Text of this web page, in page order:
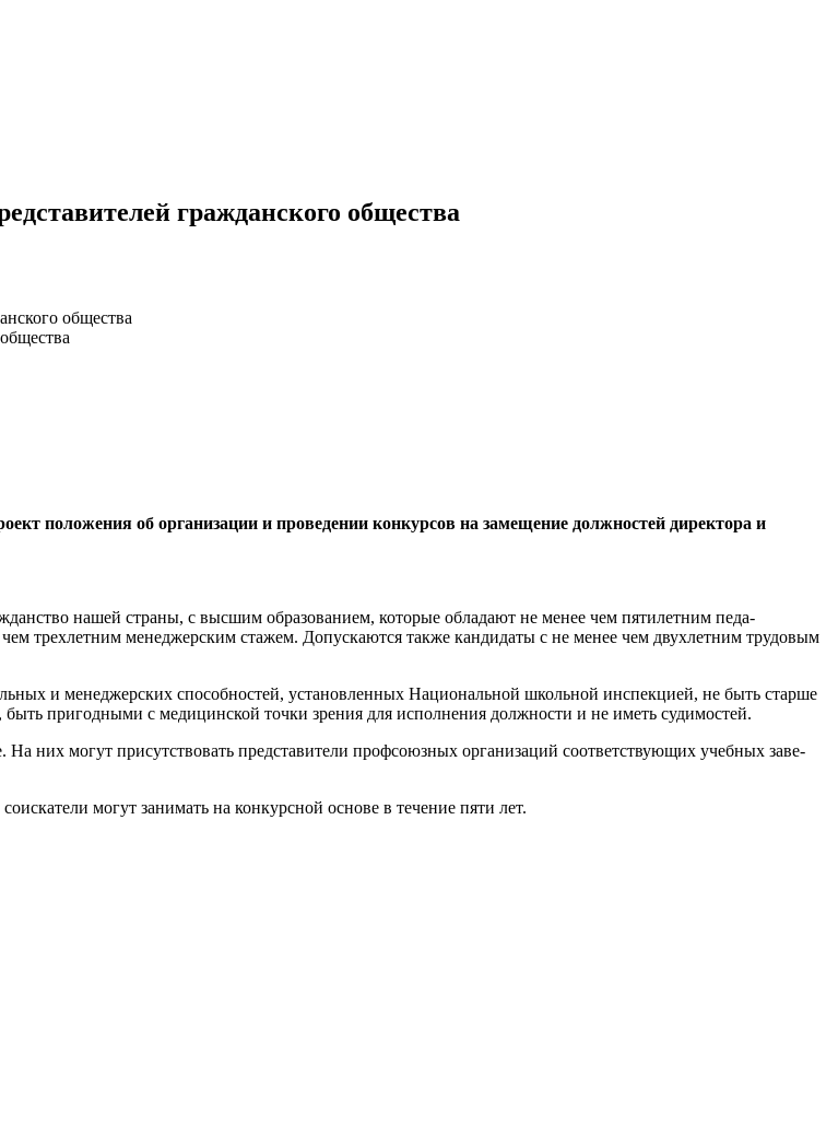
гражданского общества
общества
положения об организации и проведе­нии конкурсов на замеще­ние должностей директора и
нашей страны, с высшим об­разованием, которые обладают не менее чем пятилетним педа­
трехлет­ним менеджерским стажем. До­пускаются также кандидаты с не менее чем двухлетним трудовым
и менеджерских способностей, ус­тановленных Национальной школьной инспекцией, не быть старше
пригодными с медицинс­кой точки зрения для исполне­ния должности и не иметь суди­мостей.
них мо­гут присутствовать представите­ли профсоюзных организаций соответствующих учебных заве­
могут занимать на конкурсной основе в течение пяти лет.